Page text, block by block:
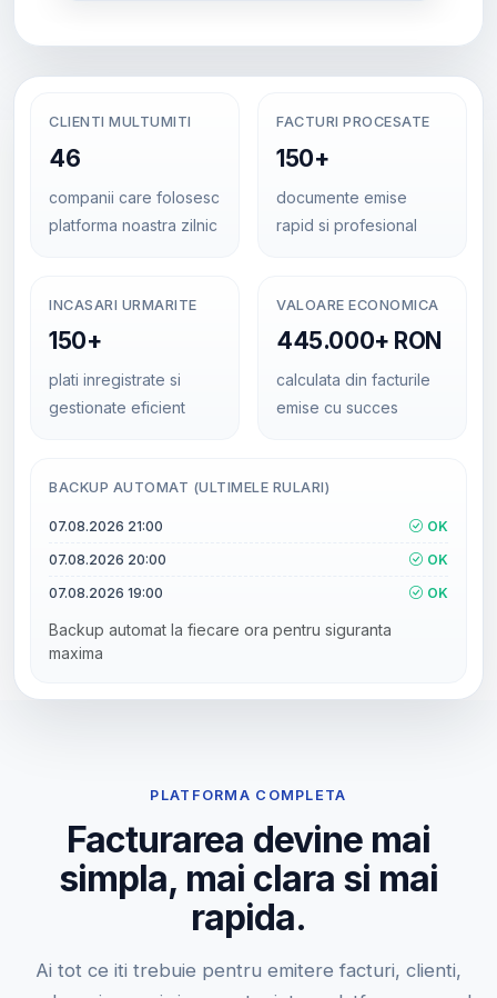
CLIENTI MULTUMITI
46
companii care folosesc
platforma noastra zilnic
FACTURI PROCESATE
150+
documente emise
rapid si profesional
INCASARI URMARITE
150+
plati inregistrate si
gestionate eficient
VALOARE ECONOMICA
445.000+ RON
calculata din facturile
emise cu succes
BACKUP AUTOMAT (ULTIMELE RULARI)
07.08.2026 21:00
OK
07.08.2026 20:00
OK
07.08.2026 19:00
OK
Backup automat la fiecare ora pentru siguranta
maxima
PLATFORMA COMPLETA
Facturarea devine mai
simpla, mai clara si mai
rapida.
Ai tot ce iti trebuie pentru emitere facturi, clienti,